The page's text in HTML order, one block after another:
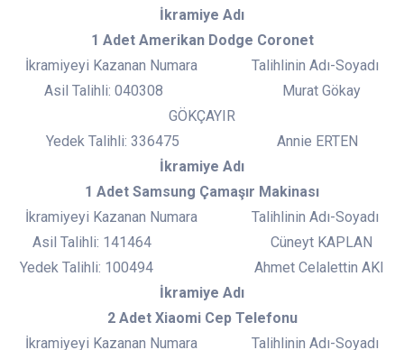
İkramiye Adı
1 Adet Amerikan Dodge Coronet
İkramiyeyi Kazanan Numara Talihlinin Adı-Soyadı
Asil Talihli: 040308 Murat Gökay
GÖKÇAYIR
Yedek Talihli: 336475 Annie ERTEN
İkramiye Adı
1 Adet Samsung Çamaşır Makinası
İkramiyeyi Kazanan Numara Talihlinin Adı-Soyadı
Asil Talihli: 141464 Cüneyt KAPLAN
Yedek Talihli: 100494 Ahmet Celalettin AKI
İkramiye Adı
2 Adet Xiaomi Cep Telefonu
İkramiyeyi Kazanan Numara Talihlinin Adı-Soyadı